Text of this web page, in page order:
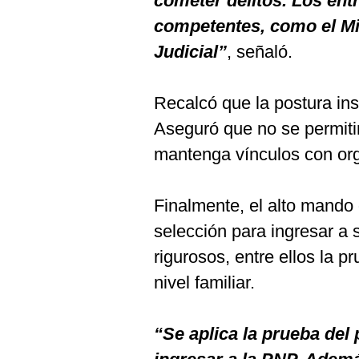
competentes, como el
Judicial”, señaló.
Recalcó que la postura
Aseguró que no se
mantenga vínculos con
Finalmente, el alto
selección para ingresar a
rigurosos, entre ellos la
nivel familiar.
“Se aplica la prueba